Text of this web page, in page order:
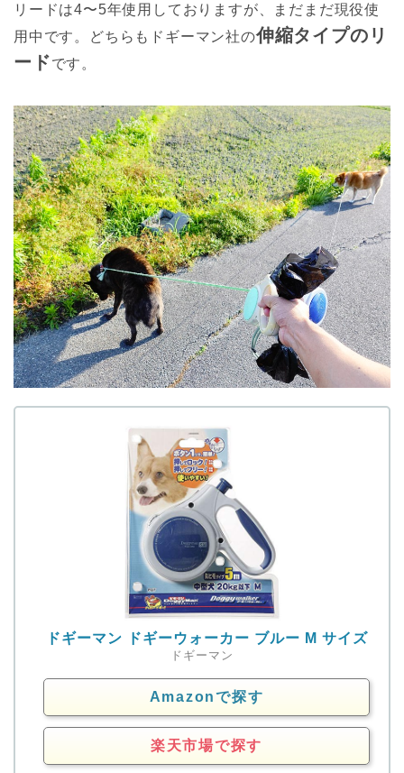
リードは4〜5年使用しておりますが、まだまだ現役使
用中です。どちらもドギーマン社の伸縮タイプのリ
ードです。
ドギーマン ドギーウォーカー ブルー M サイズ
ドギーマン
Amazonで探す
楽天市場で探す